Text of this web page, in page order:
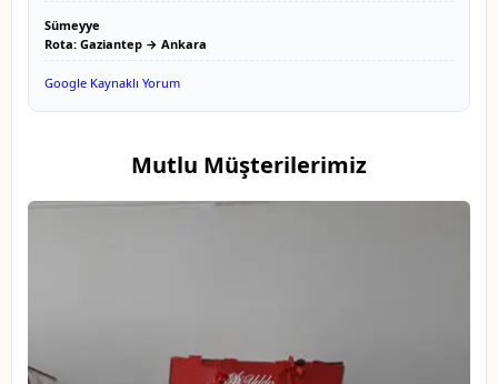
Sümeyye
Rota: Gaziantep → Ankara
Google Kaynaklı Yorum
Mutlu Müşterilerimiz